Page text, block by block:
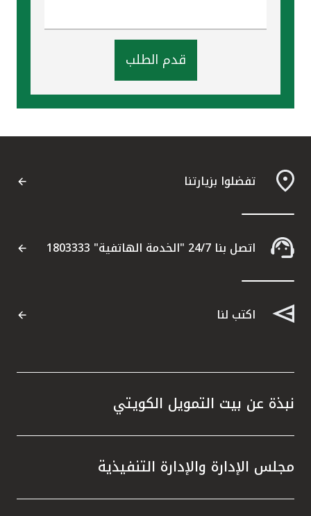
قدم الطلب
تفضلوا بزيارتنا
اتصل بنا 24/7 "الخدمة الهاتفية" 1803333
اكتب لنا
نبذة عن بيت التمويل الكويتي
مجلس الإدارة والإدارة التنفيذية